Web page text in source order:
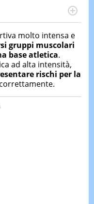
TEST
&
DI
processi di
di America
numerose testate ed
Culturale "La
molto intensa e
gruppi muscolari
base atletica.
ad alta intensità,
rischi per la